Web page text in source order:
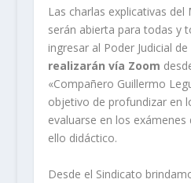
Las charlas explicativas del
serán abierta para todas y
ingresar al Poder Judicial
realizarán vía Zoom
«Compañero Guillermo
objetivo de profundizar en
evaluarse en los
ello didáctico.
Desde el Sindicato